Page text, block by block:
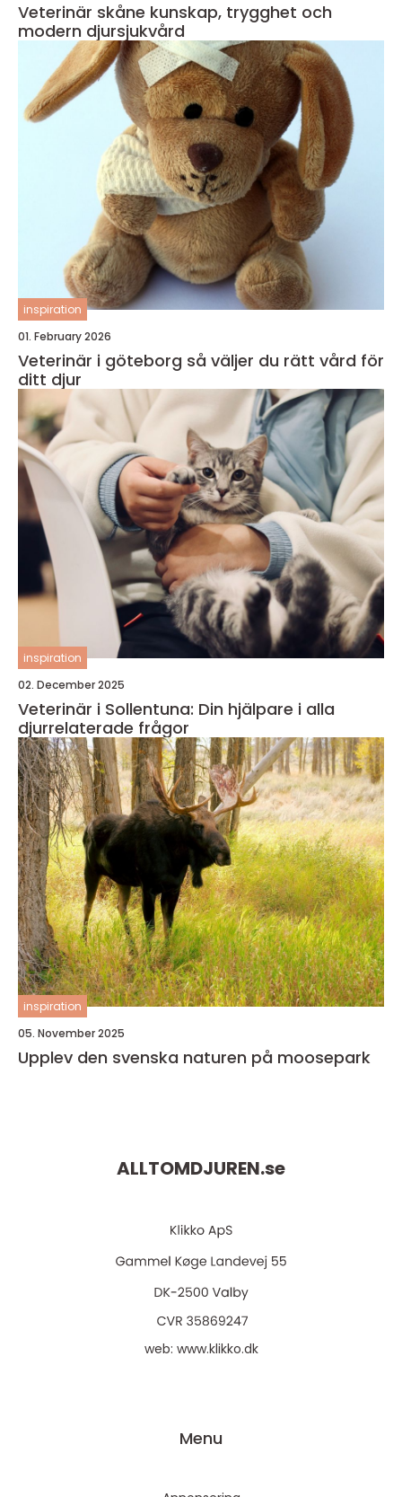
Veterinär skåne kunskap, trygghet och
modern djursjukvård
inspiration
01. February 2026
Veterinär i göteborg så väljer du rätt vård för
ditt djur
inspiration
02. December 2025
Veterinär i Sollentuna: Din hjälpare i alla
djurrelaterade frågor
inspiration
05. November 2025
Upplev den svenska naturen på moosepark
ALLTOMDJUREN.se
web: www.klikko.dk
Menu